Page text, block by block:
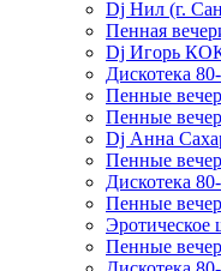
Dj Нил (г.
Пенная
Dj Игорь
Дискотека
Пенные
Пенные
Dj Анна
Пенные
Дискотека
Пенные
Пенные